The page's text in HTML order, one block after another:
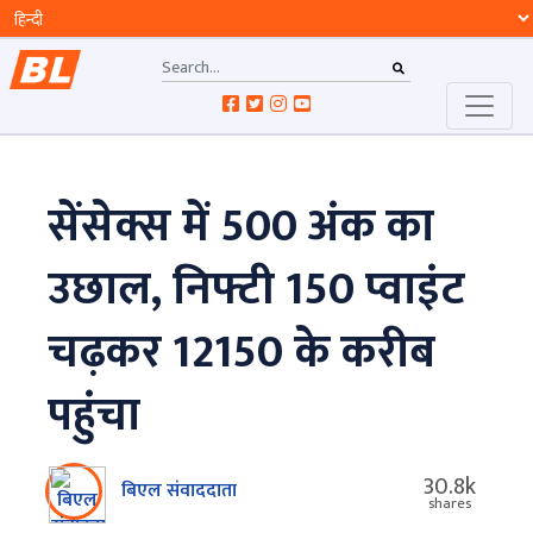
सेंसेक्स में 500 अंक का
उछाल, निफ्टी 150 प्वाइंट
चढ़कर 12150 के करीब
पहुंचा
बिएल संवाददाता 30.8k
shares